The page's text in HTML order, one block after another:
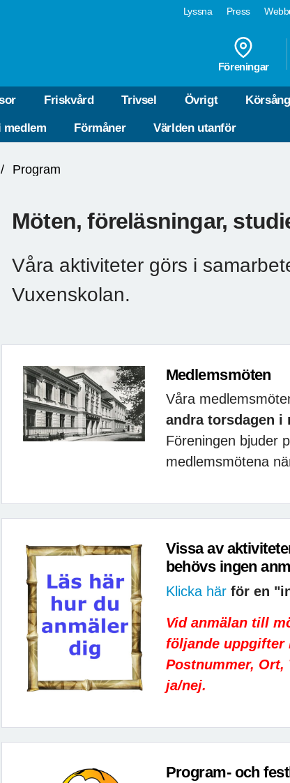
Lyssna Press
Föreningar
Friskvård Trivsel Övrigt Körsång
medlem Förmåner Världen utanför
Program
Möten, föreläsningar,
Våra aktiviteter görs i
Vuxenskolan.
Medlemsmöten
Våra
andra torsdagen i
Föreningen bjuder
medlemsmötena
Vissa av
behövs ingen
Klicka härför en
Vid anmälan till
följande uppgifter
Postnummer, Ort,
ja/nej.
Program- och